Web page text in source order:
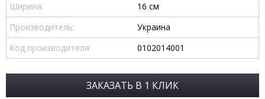
Ширина:
16 см
Производитель:
Украина
Код производителя:
0102014001
ЗАКАЗАТЬ В 1 КЛИК